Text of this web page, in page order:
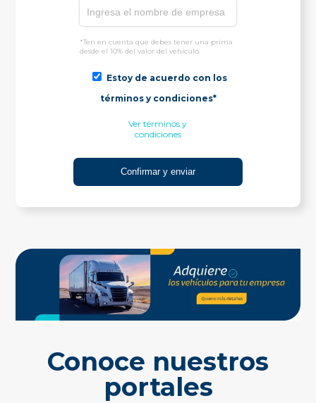
*Ten en cuenta que debes tener una prima
desde el 10% del valor del vehículo.
Estoy de acuerdo con los
términos y condiciones*
Ver términos y
condiciones
Conoce nuestros
portales